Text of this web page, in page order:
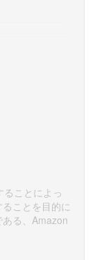
ことによっ
ことを目的に
る、Amazon